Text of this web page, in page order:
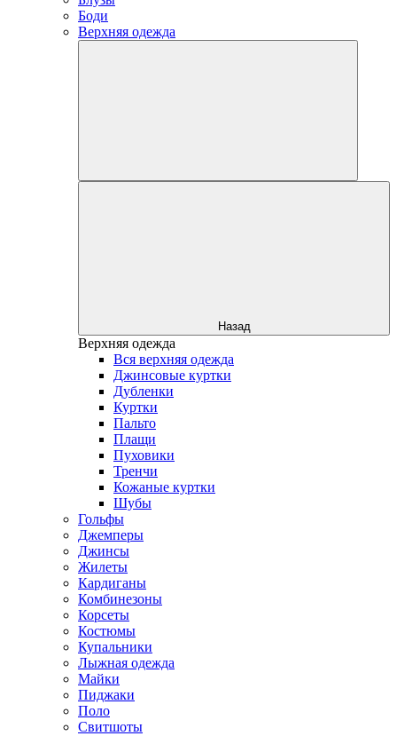
Боди
Верхняя одежда
Назад
Верхняя одежда
Вся верхняя одежда
Джинсовые куртки
Дубленки
Куртки
Пальто
Плащи
Пуховики
Тренчи
Кожаные куртки
Шубы
Гольфы
Джемперы
Джинсы
Жилеты
Кардиганы
Комбинезоны
Корсеты
Костюмы
Купальники
Лыжная одежда
Майки
Пиджаки
Поло
Свитшоты